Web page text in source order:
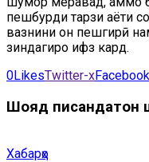
пешбурди тарзи ҳаёти
вазнини он пешгирӣ
зиндагиро ҳифз кард.
0LikesTwitter-xFacebook
Шояд писандатон
Хабарҳо